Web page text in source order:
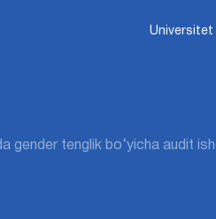
Universitet
gender tenglik bo‘yicha audit